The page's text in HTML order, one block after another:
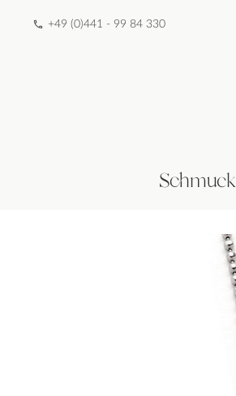
+49 (0)441 - 99 84 330
Schmuck